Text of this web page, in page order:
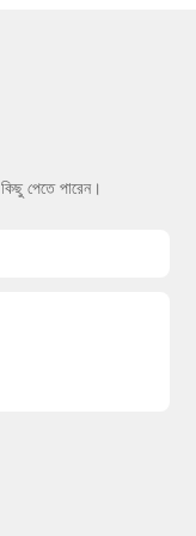
পেতে পারেন।